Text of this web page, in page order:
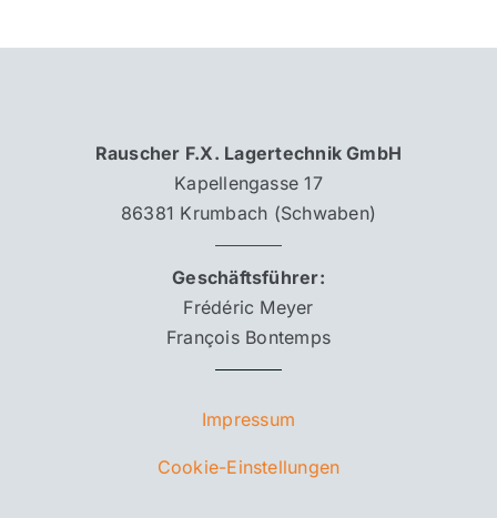
Rauscher F.X. Lagertechnik GmbH
Kapellengasse 17
86381 Krumbach (Schwaben)
Geschäftsführer:
Frédéric Meyer
François Bontemps
Impressum
Cookie-Einstellungen